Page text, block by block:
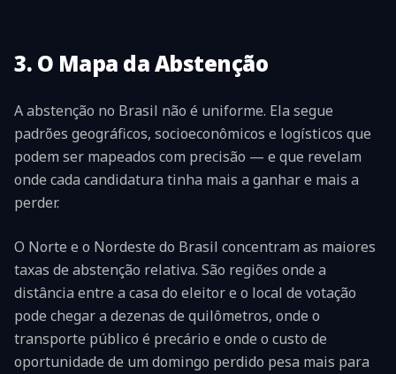
3. O Mapa da Abstenção
A abstenção no Brasil não é uniforme. Ela segue
padrões geográficos, socioeconômicos e logísticos que
podem ser mapeados com precisão — e que revelam
onde cada candidatura tinha mais a ganhar e mais a
perder.
O Norte e o Nordeste do Brasil concentram as maiores
taxas de abstenção relativa. São regiões onde a
distância entre a casa do eleitor e o local de votação
pode chegar a dezenas de quilômetros, onde o
transporte público é precário e onde o custo de
oportunidade de um domingo perdido pesa mais para